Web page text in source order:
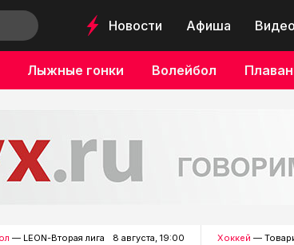
Новости Афиша Видео
Лыжные гонки Волейбол
— LEON-Вторая лига
8 августа, 19:00 Хоккей —